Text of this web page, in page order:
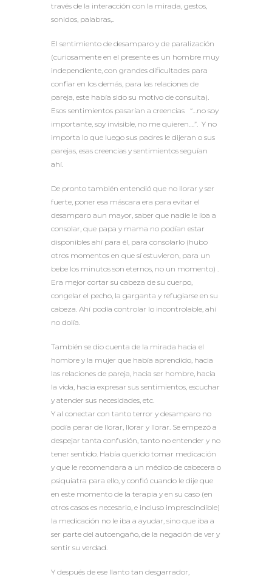
través de la interacción con la mirada, gestos,
sonidos, palabras,..
El sentimiento de desamparo y de paralización
(curiosamente en el presente es un hombre muy
independiente, con grandes dificultades para
confiar en los demás, para las relaciones de
pareja, este había sido su motivo de consulta).
Esos sentimientos pasarían a creencias “…no soy
importante, soy invisible, no me quieren….”. Y no
importa lo que luego sus padres le dijeran o sus
parejas, esas creencias y sentimientos seguían
ahí.
De pronto también entendió que no llorar y ser
fuerte, poner esa máscara era para evitar el
desamparo aun mayor, saber que nadie le iba a
consolar, que papa y mama no podían estar
disponibles ahí para él, para consolarlo (hubo
otros momentos en que sí estuvieron, para un
bebe los minutos son eternos, no un momento) .
Era mejor cortar su cabeza de su cuerpo,
congelar el pecho, la garganta y refugiarse en su
cabeza. Ahí podía controlar lo incontrolable, ahí
no dolía.
También se dio cuenta de la mirada hacia el
hombre y la mujer que había aprendido, hacia
las relaciones de pareja, hacia ser hombre, hacia
la vida, hacia expresar sus sentimientos, escuchar
y atender sus necesidades, etc.
Y al conectar con tanto terror y desamparo no
podía parar de llorar, llorar y llorar. Se empezó a
despejar tanta confusión, tanto no entender y no
tener sentido. Había querido tomar medicación
y que le recomendara a un médico de cabecera o
psiquiatra para ello, y confió cuando le dije que
en este momento de la terapia y en su caso (en
otros casos es necesario, e incluso imprescindible)
la medicación no le iba a ayudar, sino que iba a
ser parte del autoengaño, de la negación de ver y
sentir su verdad.
Y después de ese llanto tan desgarrador,